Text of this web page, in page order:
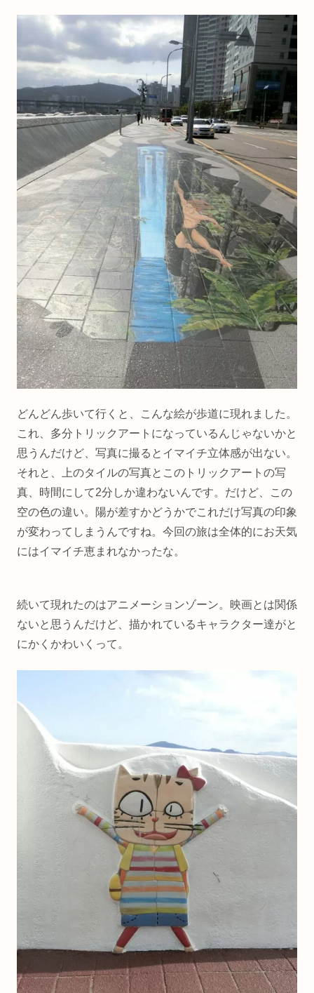
どんどん歩いて行くと、こんな絵が歩道に現れました。
これ、多分トリックアートになっているんじゃないかと
思うんだけど、写真に撮るとイマイチ立体感が出ない。
それと、上のタイルの写真とこのトリックアートの写
真、時間にして2分しか違わないんです。だけど、この
空の色の違い。陽が差すかどうかでこれだけ写真の印象
が変わってしまうんですね。今回の旅は全体的にお天気
にはイマイチ恵まれなかったな。
続いて現れたのはアニメーションゾーン。映画とは関係
ないと思うんだけど、描かれているキャラクター達がと
にかくかわいくって。